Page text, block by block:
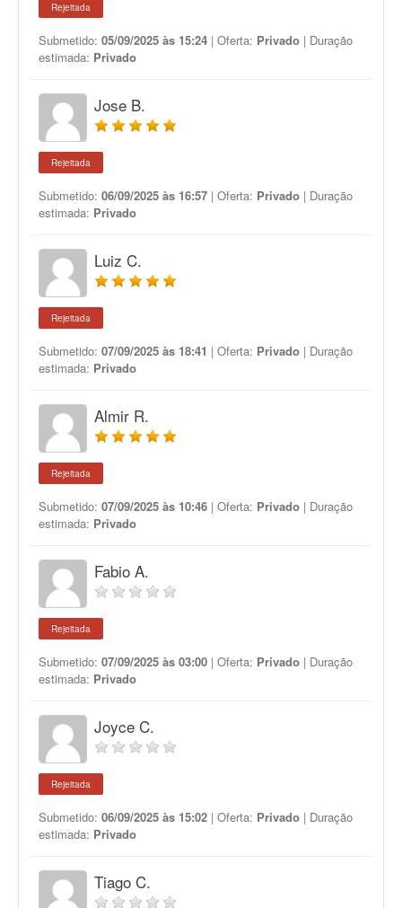
Rejeitada
Submetido: 05/09/2025 às 15:24 | Oferta: Privado | Duração
estimada: Privado
Jose B.
Rejeitada
Submetido: 06/09/2025 às 16:57 | Oferta: Privado | Duração
estimada: Privado
Luiz C.
Rejeitada
Submetido: 07/09/2025 às 18:41 | Oferta: Privado | Duração
estimada: Privado
Almir R.
Rejeitada
Submetido: 07/09/2025 às 10:46 | Oferta: Privado | Duração
estimada: Privado
Fabio A.
Rejeitada
Submetido: 07/09/2025 às 03:00 | Oferta: Privado | Duração
estimada: Privado
Joyce C.
Rejeitada
Submetido: 06/09/2025 às 15:02 | Oferta: Privado | Duração
estimada: Privado
Tiago C.